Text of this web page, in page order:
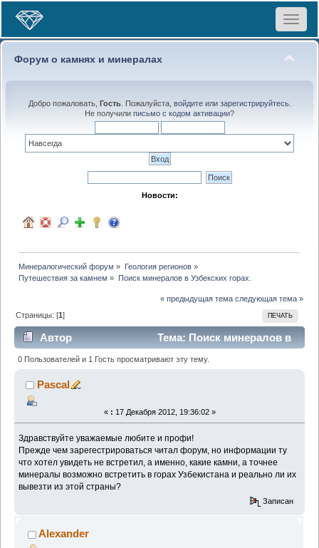
Toggle
Форум о камнях и минералах
Добро пожаловать, Гость. Пожалуйста, войдитеили зарегистрируйтесь.
Не получили письмо с кодом активации?
Новости:
Минералогический форум » Геология регионов»
Путешествия за камнем » Поиск минералов в Узбекских горах.
« предыдущая тема следующая тема »
ПЕЧАТЬ
Страницы: [1]
Автор
Тема: Поиск минералов в
Узбекских горах. (Прочитано 6392 раз)
0 Пользователей и 1 Гость просматривают эту тему.
Pascal
« : 17 Декабря 2012, 19:36:02 »
Здравствуйте уважаемые любите и профи!
Прежде чем зарегестрироваться читал форум, но информации ту
что хотел увидеть не встретил, а именно, какие камни, а точнее
минералы возможно встретить в горах Узбекистана и реально ли их
вывезти из этой страны?
Записан
Alexander